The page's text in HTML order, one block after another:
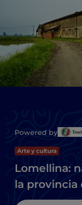
Powered by
Arte y cultura
Lomellina:
la provincia